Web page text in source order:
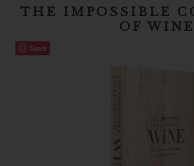
THE IMPOSSIBLE
OF WINE
Save